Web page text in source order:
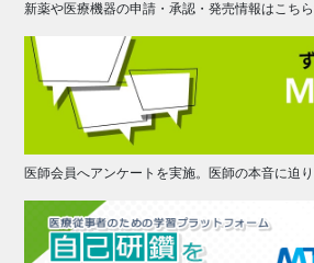
新薬や医療機器の申請・承認・発売情報はこちら
医師会員へアンケートを実施。医師の本音に迫り